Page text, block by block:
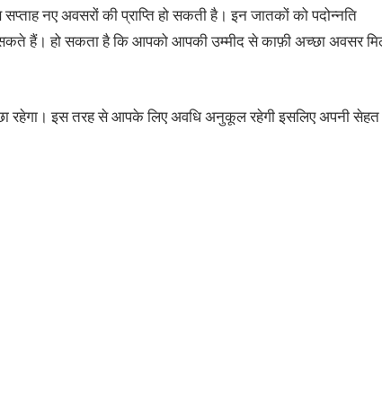
नए अवसरों की प्राप्ति हो सकती है। इन जातकों को पदोन्नति
हैं। हो सकता है कि आपको आपकी उम्मीद से काफ़ी अच्छा अवसर
रहेगा। इस तरह से आपके लिए अवधि अनुकूल रहेगी इसलिए अपनी सेहत